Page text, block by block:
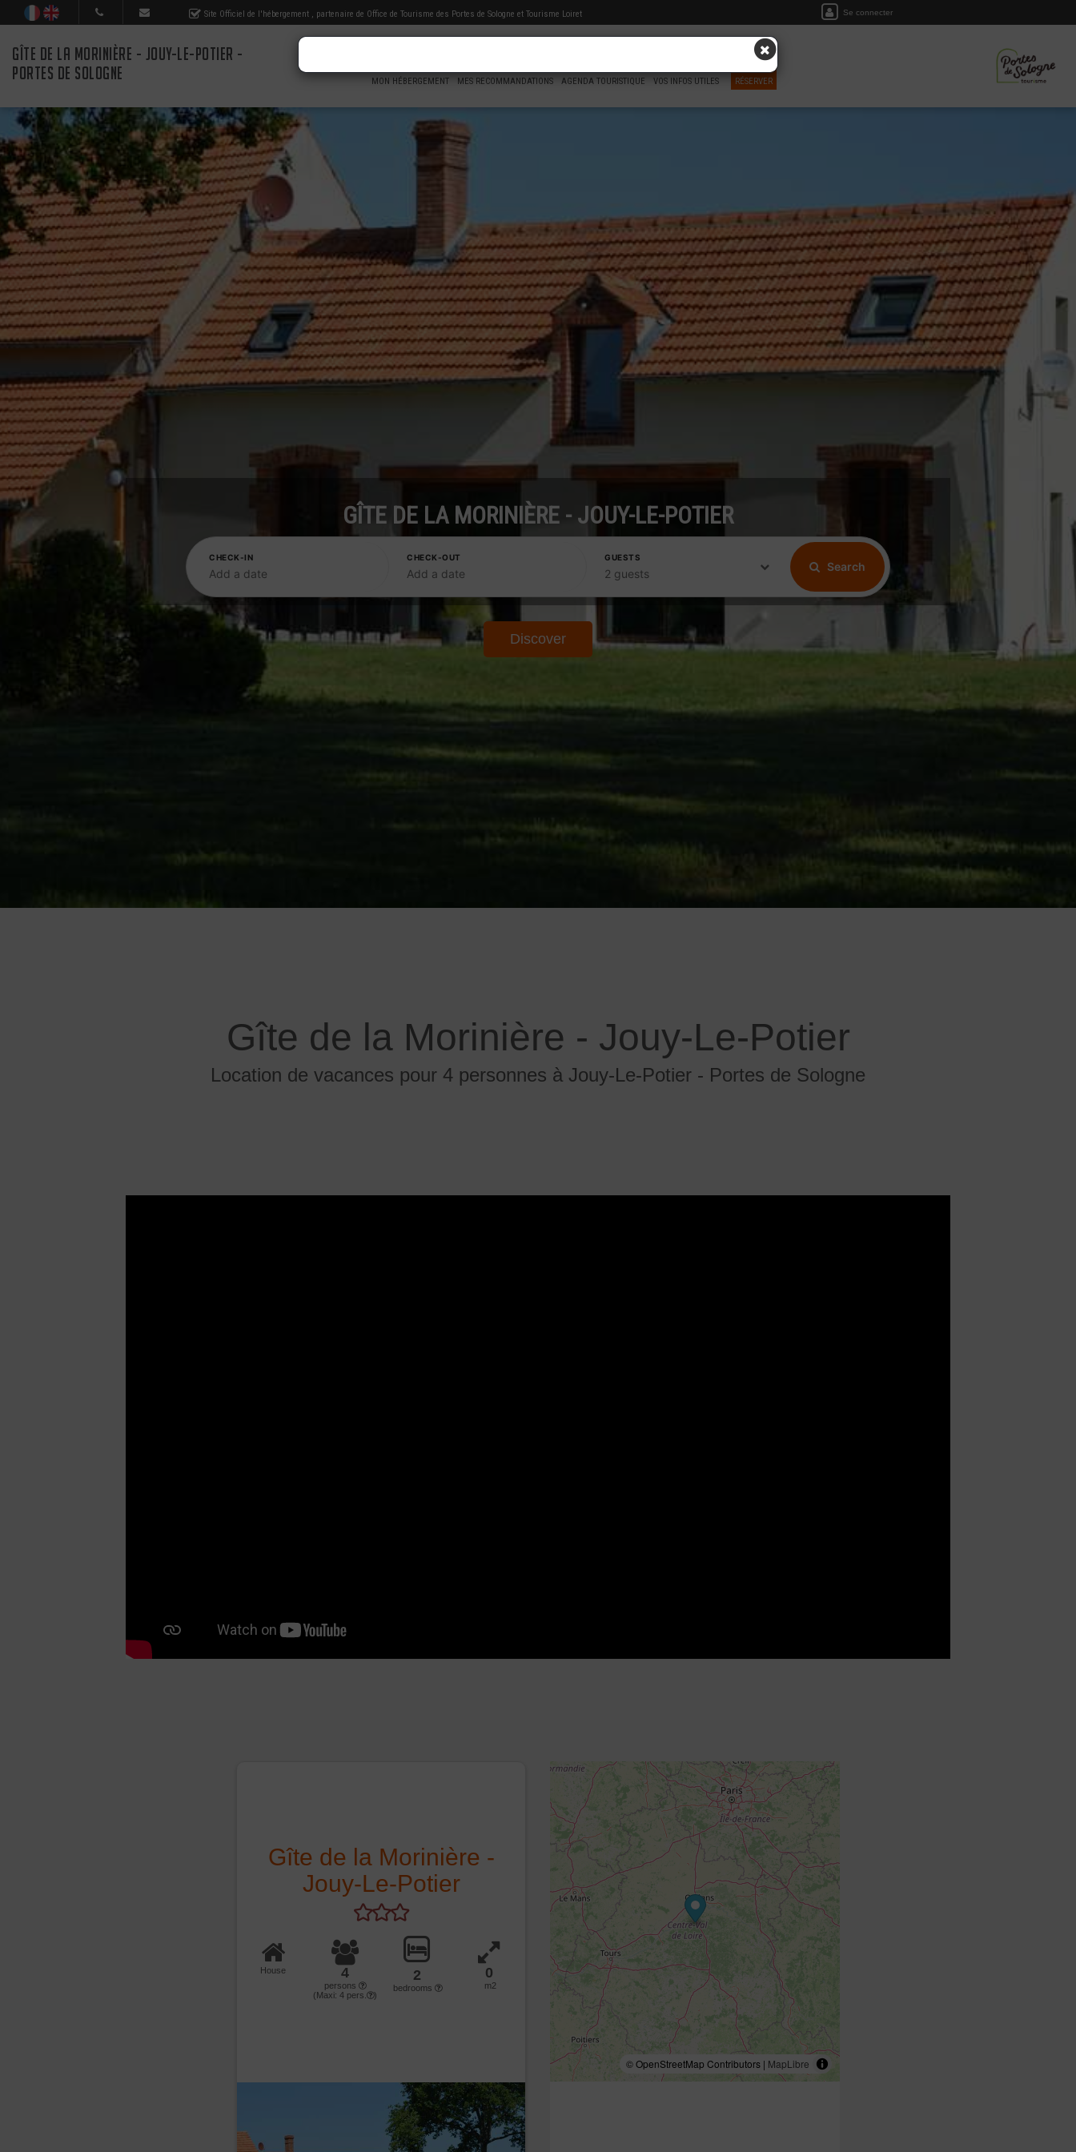
Site Officiel de l'hébergement , partenaire de Office de Tourisme des Portes de Sologne et Tourisme Loiret Se connecter
GÎTE DE LA MORINIÈRE - JOUY-LE-POTIER -
PORTES DE SOLOGNE
MON HÉBERGEMENT MES RECOMMANDATIONS AGENDA TOURISTIQUE VOS INFOS UTILES RÉSERVER
GÎTE DE LA MORINIÈRE - JOUY-LE-POTIER
CHECK-IN
Add a date
CHECK-OUT
Add a date
GUESTS
2 guests
Search
Discover
Gîte de la Morinière - Jouy-Le-Potier
Location de vacances pour 4 personnes à Jouy-Le-Potier - Portes de Sologne
Gîte de la Morinière -
Jouy-Le-Potier
House 4
persons
(Maxi: 4 pers. )
2
bedrooms
0
m2
© OpenStreetMap Contributors | MapLibre